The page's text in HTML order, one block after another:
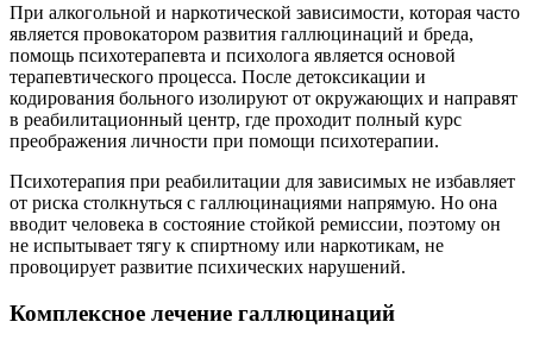
При алкогольной и наркотической зависимости, которая часто
является провокатором развития галлюцинаций и бреда,
помощь психотерапевта и психолога является основой
терапевтического процесса. После детоксикации и
кодирования больного изолируют от окружающих и направят
в реабилитационный центр, где проходит полный курс
преображения личности при помощи психотерапии.
Психотерапия при реабилитации для зависимых не избавляет
от риска столкнуться с галлюцинациями напрямую. Но она
вводит человека в состояние стойкой ремиссии, поэтому он
не испытывает тягу к спиртному или наркотикам, не
провоцирует развитие психических нарушений.
Комплексное лечение галлюцинаций